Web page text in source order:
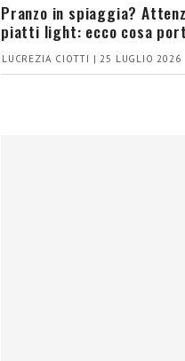
Pranzo in spiaggia?
piatti light: ecco cosa
LUCREZIA CIOTTI | 25 LUGLIO 2026